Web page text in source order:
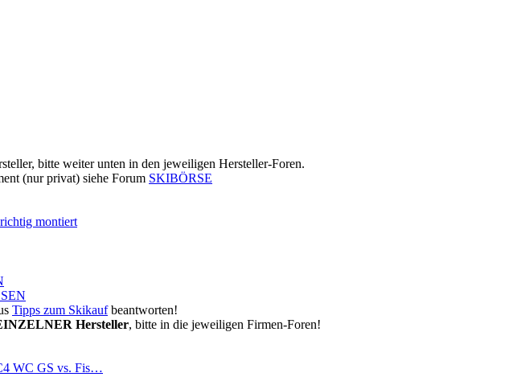
bitte weiter unten in den jeweiligen Hersteller-Foren.
(nur privat) siehe Forum SKIBÖRSE
montiert
Tipps zum Skikaufbeantworten!
Hersteller, bitte in die jeweiligen Firmen-Foren!
WC GS vs. Fis…